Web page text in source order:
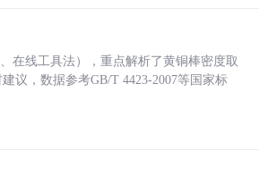
在线工具法），重点解析了黄铜棒密度取
议，数据参考GB/T 4423-2007等国家标